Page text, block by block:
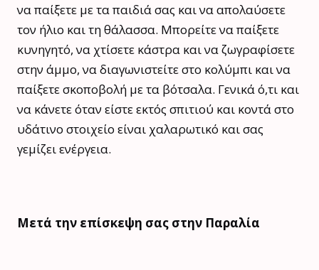
να παίξετε με τα παιδιά σας και να απολαύσετε
τον ήλιο και τη θάλασσα. Μπορείτε να παίξετε
κυνηγητό, να χτίσετε κάστρα και να ζωγραφίσετε
στην άμμο, να διαγωνιστείτε στο κολύμπι και να
παίξετε σκοποβολή με τα βότσαλα. Γενικά ό,τι και
να κάνετε όταν είστε εκτός σπιτιού και κοντά στο
υδάτινο στοιχείο είναι χαλαρωτικό και σας
γεμίζει ενέργεια.
Μετά την επίσκεψη σας στην Παραλία